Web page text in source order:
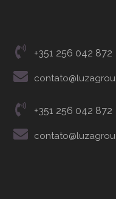
+351 256 042 872
+351 256 042 872